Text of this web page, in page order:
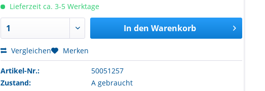
Lieferzeit ca. 3-5 Werktage
In den Warenkorb
Vergleichen Merken
Artikel-Nr.:
50051257
Zustand:
A gebraucht